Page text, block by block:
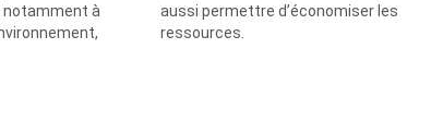
notamment à
aussi permettre d’économiser les
ressources.